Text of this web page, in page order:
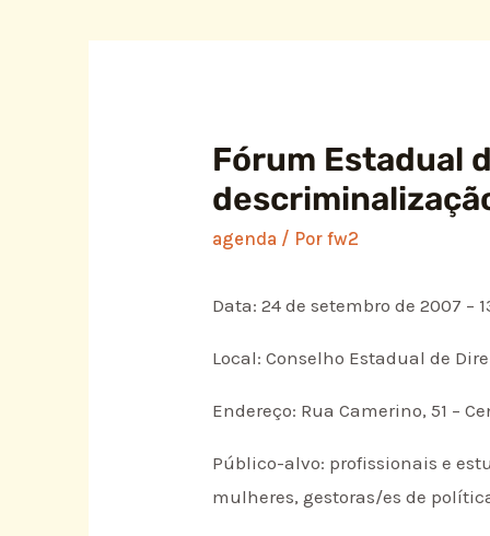
Fórum Estadual
agenda / Porfw2
Data: 24 de setembro de 2007 –
Local: Conselho Estadual de
Endereço: Rua Camerino, 51 –
Público-alvo: profissionais e
mulheres, gestoras/es de